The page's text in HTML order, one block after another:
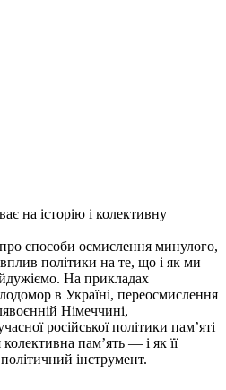
на історію і колективну
способи осмислення минулого,
вплив політики на те, що і як ми
На прикладах
в Україні, переосмислення
Німеччині,
російської політики памʼяті
памʼять — і як її
інструмент.